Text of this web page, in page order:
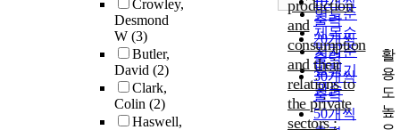
Crowley,
Desmond
W (3)
Butler,
David (2)
Clark,
Colin (2)
Haswell,
연도순
제목순
저자순
발행기
관순
출력
20개씩
출력
30개씩
출력
50개씩
production
and
consumption
and their
relations to
the private
sectors :
활
용
도
높